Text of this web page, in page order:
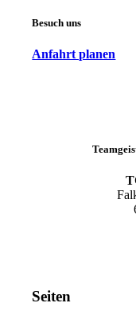
Besuch uns
Anfahrt planen
Seiten